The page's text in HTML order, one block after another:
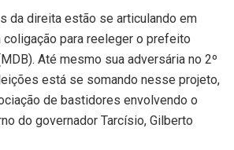
da direita estão se articulando em
coligação para reeleger o prefeito
Até mesmo sua adversária no 2º
está se somando nesse projeto,
de bastidores envolvendo o
do governador Tarcísio, Gilberto